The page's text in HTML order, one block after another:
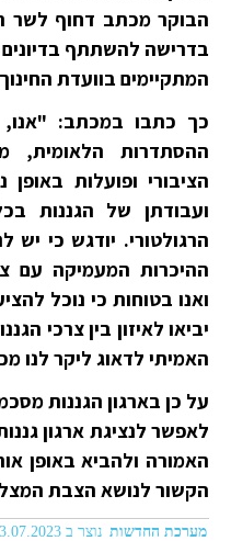
הבוקר מכתב דחוף לשר
בדרישה להשתתף
המתקיימים בוועדת
כך כתבו במכתב: "אנו,
ההסתדרות הלאומית,
הציבורי ופועלות
ועבודתן של הגננות
הרגולטורי. יודגש כי
ההיכרות המעמיקה עם
ואנו בטוחות כי נוכל
יביאו לאיזון בין צרכי
האמיתי לדאוג ליקר לנו
על כן בארגון הגננות
לאפשר לנציגת ארגון
האמורה ולהביא באופן
הקשור לנושא הצבת
מערכת החדשות נוצר ב 13.07.2023 10:07